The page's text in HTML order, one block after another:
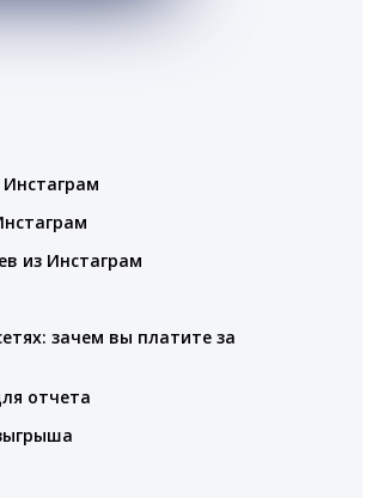
из Инстаграм
зачем вы платите за
отчета